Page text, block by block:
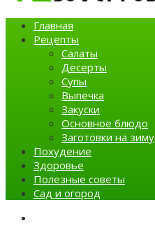
Главная
Рецепты
Салаты
Десерты
Супы
Выпечка
Закуски
Основное блюдо
Заготовки на зиму
Похудение
Здоровье
Полезные советы
Сад и огород